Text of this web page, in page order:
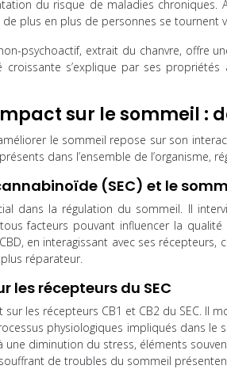
du risque de maladies
plus en plus de personnes se tournent
psychoactif, extrait du chanvre, offre
croissante s’explique par ses
impact sur le sommeil
le sommeil repose sur son
dans l’ensemble de l’organisme,
(SEC) et le
dans la régulation du sommeil. Il
facteurs pouvant influencer la
en interagissant avec ses
réparateur.
les récepteurs du SEC
sur les récepteurs CB1 et CB2 du SEC. Il
physiologiques impliqués dans
une diminution du stress, éléments
de troubles du sommeil